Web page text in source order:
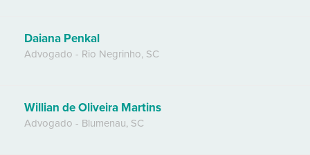
Daiana Penkal
Advogado - Rio Negrinho, SC
Willian de Oliveira Martins
Advogado - Blumenau, SC